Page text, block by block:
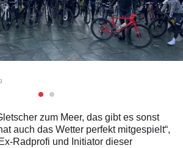
zum Meer, das gibt es sonst
auch das Wetter perfekt mitgespielt“,
Radprofi und Initiator dieser